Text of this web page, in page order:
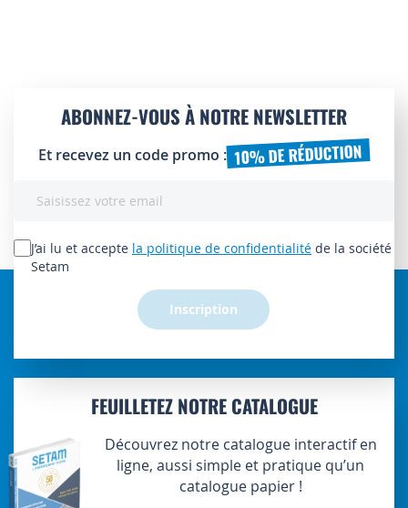
ABONNEZ-VOUS À NOTRE NEWSLETTER
Et recevez un code promo : 10% DE RÉDUCTION
lettre
d’information
J’ai lu et accepte la politique de confidentialité de la société
Setam
Inscription
FEUILLETEZ NOTRE CATALOGUE
Découvrez notre catalogue interactif en
ligne, aussi simple et pratique qu’un
catalogue papier !